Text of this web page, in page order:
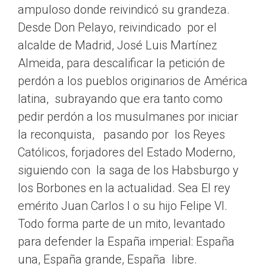
ampuloso donde reivindicó su grandeza.
Desde Don Pelayo, reivindicado por el
alcalde de Madrid, José Luis Martínez
Almeida, para descalificar la petición de
perdón a los pueblos originarios de América
latina, subrayando que era tanto como
pedir perdón a los musulmanes por iniciar
la reconquista, pasando por los Reyes
Católicos, forjadores del Estado Moderno,
siguiendo con la saga de los Habsburgo y
los Borbones en la actualidad. Sea El rey
emérito Juan Carlos I o su hijo Felipe VI.
Todo forma parte de un mito, levantado
para defender la España imperial: España
una, España grande, España libre.